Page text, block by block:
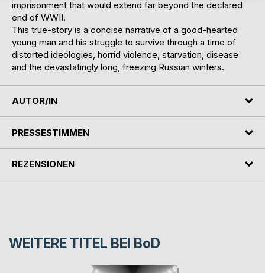
imprisonment that would extend far beyond the declared
end of WWII.
This true-story is a concise narrative of a good-hearted
young man and his struggle to survive through a time of
distorted ideologies, horrid violence, starvation, disease
and the devastatingly long, freezing Russian winters.
AUTOR/IN
PRESSESTIMMEN
REZENSIONEN
WEITERE TITEL BEI BoD